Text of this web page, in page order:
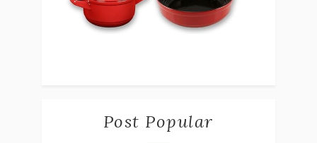
Post Popular